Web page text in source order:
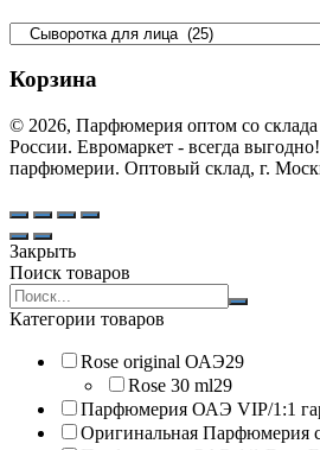
Корзина
© 2026, Парфюмерия оптом со склада
России. Евромаркет - всегда
парфюмерии. Оптовый склад, г.
Закрыть
Поиск товаров
Search
products:
Категории товаров
Rose original ОАЭ29
Rose 30 ml29
Парфюмерия ОАЭ VIP/1:1
Оригинальная Парфюмерия